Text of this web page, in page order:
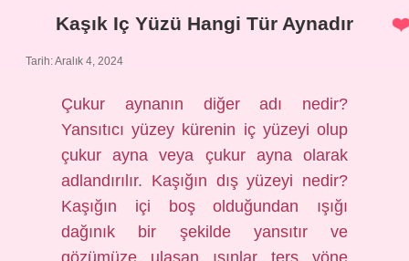
Kaşık Iç Yüzü Hangi Tür Aynadır
Tarih: Aralık 4, 2024
Çukur aynanın diğer adı nedir?
Yansıtıcı yüzey kürenin iç yüzeyi olup
çukur ayna veya çukur ayna olarak
adlandırılır. Kaşığın dış yüzeyi nedir?
Kaşığın içi boş olduğundan ışığı
dağınık bir şekilde yansıtır ve
gözümüze ulaşan ışınlar ters yöne